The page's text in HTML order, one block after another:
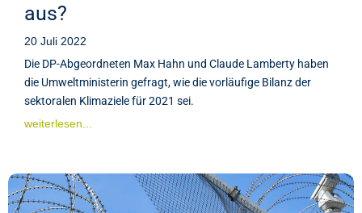
aus?
20 Juli 2022
Die DP-Abgeordneten Max Hahn und Claude Lamberty haben
die Umweltministerin gefragt, wie die vorläufige Bilanz der
sektoralen Klimaziele für 2021 sei.
weiterlesen...